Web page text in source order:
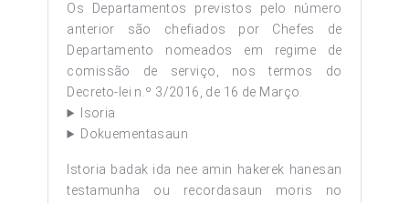
Os Departamentos previstos pelo número
anterior são chefiados por Chefes de
Departamento nomeados em regime de
comissão de serviço, nos termos do
Decreto-lei n.º 3/2016, de 16 de Março.
Isoria
Dokuementasaun
Istoria badak ida nee amin hakerek hanesan
testamunha ou recordasaun moris no